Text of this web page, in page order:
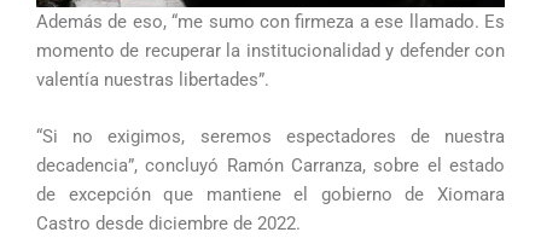
Además de eso, “me sumo con firmeza a ese llamado. Es
momento de recuperar la institucionalidad y defender con
valentía nuestras libertades”.
“Si no exigimos, seremos espectadores de nuestra
decadencia”, concluyó Ramón Carranza, sobre el estado
de excepción que mantiene el gobierno de Xiomara
Castro desde diciembre de 2022.